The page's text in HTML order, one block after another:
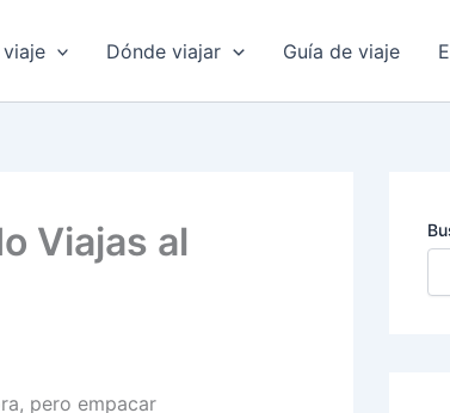
Dónde viajar Guía de viaje
Viajas al
pero empacar